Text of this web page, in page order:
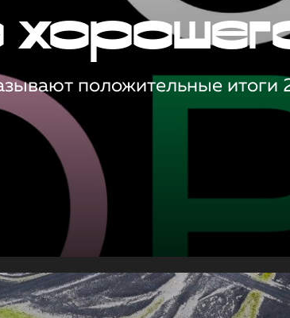
положительные итоги